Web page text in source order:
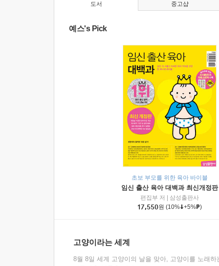
도서
예스's Pick
초보 부모를 위한 육아 바이블
임신 출산 육아 대백과 최신개정판
편집부 저
삼성출판사
17,550원 (10% +5% )
고양이라는 세계
8월 8일 세계 고양이의 날을 맞아, 고양이를 노래하
중고샵